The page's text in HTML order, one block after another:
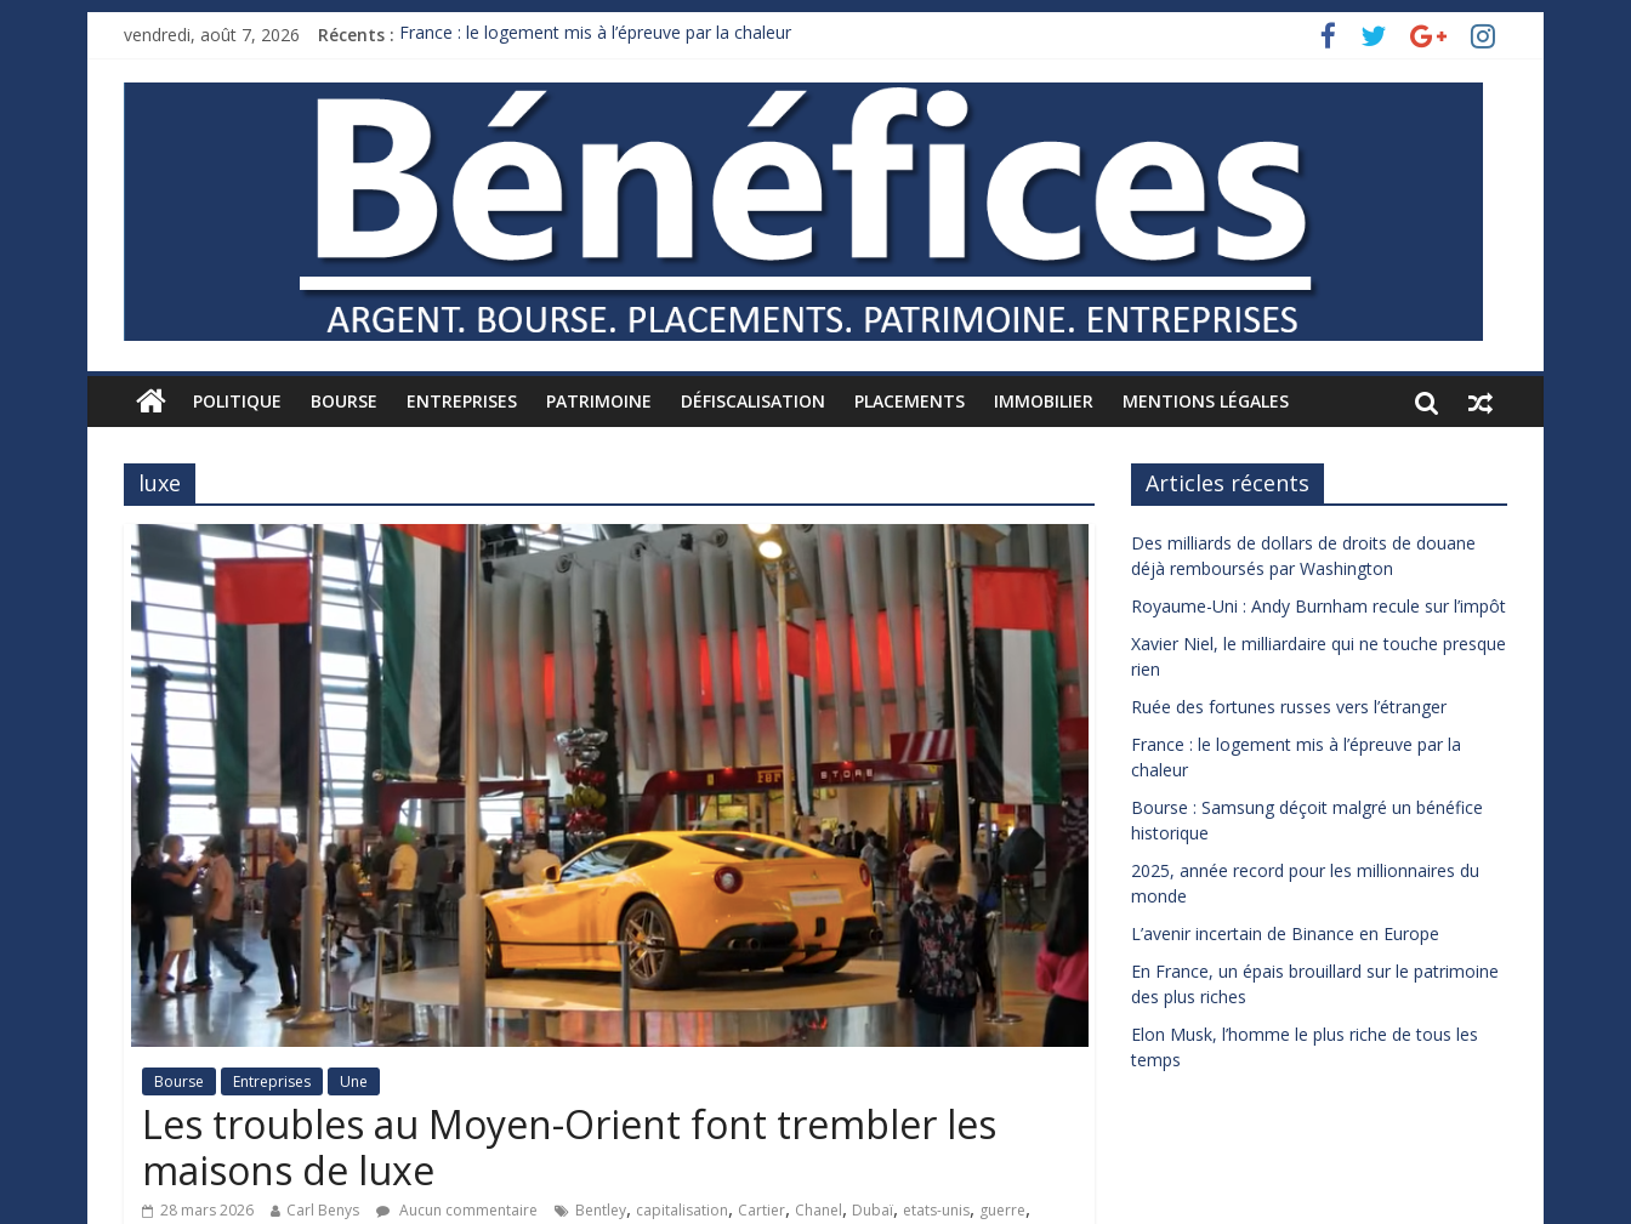
vendredi, août 7, 2026 Récents : France : le logement mis à l’épreuve par la chaleur
Royaume-Uni : Andy Burnham recule sur l’impôt
Xavier Niel, le milliardaire qui ne touche presque rien
Ruée des fortunes russes vers l’étranger
POLITIQUE BOURSE ENTREPRISES PATRIMOINE DÉFISCALISATION PLACEMENTS IMMOBILIER MENTIONS LÉGALES
luxe
Bourse Entreprises Une
Les troubles au Moyen-Orient font trembler les
maisons de luxe
28 mars 2026 Carl Benys Aucun commentaire Bentley, capitalisation, Cartier, Chanel, Dubaï, etats-unis, guerre,
Articles récents
Des milliards de dollars de droits de douane
déjà remboursés par Washington
Royaume-Uni : Andy Burnham recule sur l’impôt
Xavier Niel, le milliardaire qui ne touche presque
rien
Ruée des fortunes russes vers l’étranger
France : le logement mis à l’épreuve par la
chaleur
Bourse : Samsung déçoit malgré un bénéfice
historique
2025, année record pour les millionnaires du
monde
L’avenir incertain de Binance en Europe
En France, un épais brouillard sur le patrimoine
des plus riches
Elon Musk, l’homme le plus riche de tous les
temps